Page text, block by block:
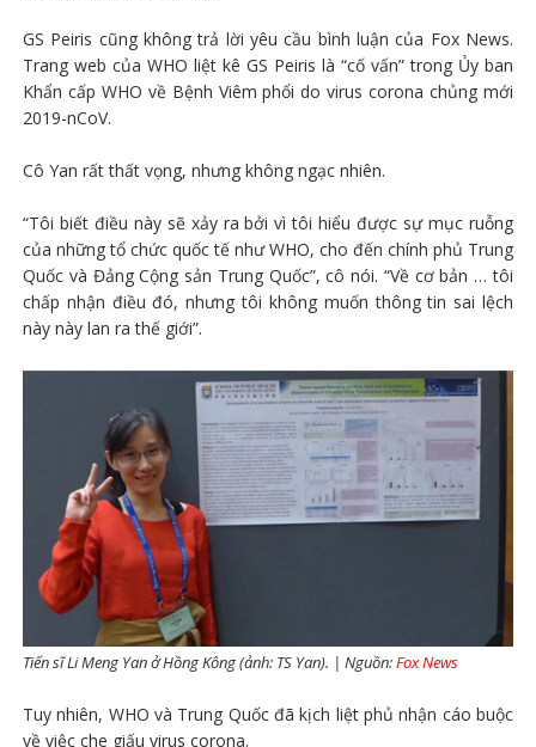
GS Peiris cũng không trả lời yêu cầu bình luận của Fox News.
Trang web của WHO liệt kê GS Peiris là “cố vấn” trong Ủy ban
Khẩn cấp WHO về Bệnh Viêm phổi do virus corona chủng mới
2019-nCoV.
Cô Yan rất thất vọng, nhưng không ngạc nhiên.
“Tôi biết điều này sẽ xảy ra bởi vì tôi hiểu được sự mục ruỗng
của những tổ chức quốc tế như WHO, cho đến chính phủ Trung
Quốc và Đảng Cộng sản Trung Quốc”, cô nói. “Về cơ bản … tôi
chấp nhận điều đó, nhưng tôi không muốn thông tin sai lệch
này này lan ra thế giới”.
Tiến sĩ Li Meng Yan ở Hồng Kông (ảnh: TS Yan). | Nguồn:Fox News
Tuy nhiên, WHO và Trung Quốc đã kịch liệt phủ nhận cáo buộc
về việc che giấu virus corona.